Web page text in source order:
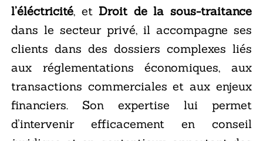
l’éléctricité, etDroit de la sous-traitance
dans le secteur privé, il accompagne ses
clients dans des dossiers complexes liés
aux réglementations économiques, aux
transactions commerciales et aux enjeux
financiers. Son expertise lui permet
d’intervenir efficacement en conseil